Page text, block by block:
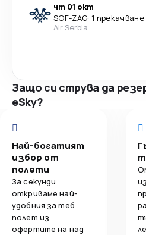
чт 01 окт
SOF-ZAG· 1 прекачване
Air Serbia
Защо си струва да
eSky?
Най-богатият
избор от
полети
За секунди
откриваме най-
удобния за теб
полет из
офертите на над